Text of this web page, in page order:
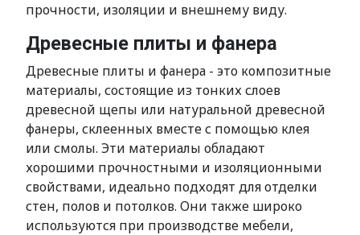
прочности, изоляции и внешнему виду.
Древесные плиты и фанера
Древесные плиты и фанера - это композитные
материалы, состоящие из тонких слоев
древесной щепы или натуральной древесной
фанеры, склеенных вместе с помощью клея
или смолы. Эти материалы обладают
хорошими прочностными и изоляционными
свойствами, идеально подходят для отделки
стен, полов и потолков. Они также широко
используются при производстве мебели,